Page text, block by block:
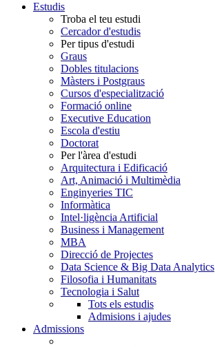
Estudis
Troba el teu estudi
Cercador d'estudis
Per tipus d'estudi
Graus
Dobles titulacions
Màsters i Postgraus
Cursos d'especialització
Formació online
Executive Education
Escola d'estiu
Doctorat
Per l'àrea d'estudi
Arquitectura i Edificació
Art, Animació i Multimèdia
Enginyeries TIC
Informàtica
Intel·ligència Artificial
Business i Management
MBA
Direcció de Projectes
Data Science & Big Data Analytics
Filosofia i Humanitats
Tecnologia i Salut
Tots els estudis
Admisions i ajudes
Admissions